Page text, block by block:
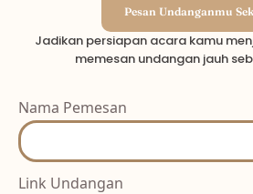
Pesan Undanganmu
Jadikan persiapan acara kamu
memesan undangan jauh
Nama Pemesan
Link Undangan